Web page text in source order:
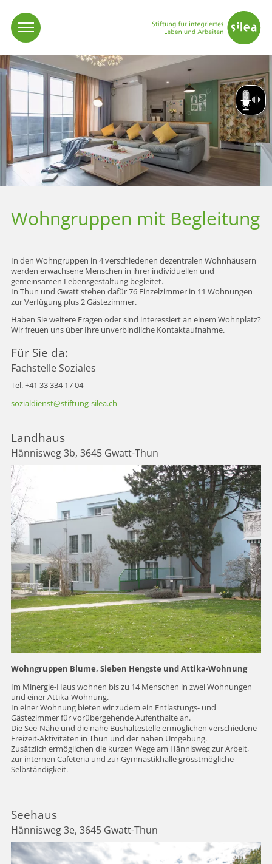
Wohngruppen mit Begleitung
In den Wohngruppen in 4 verschiedenen dezentralen Wohnhäusern
werden erwachsene Menschen in ihrer individuellen und
gemeinsamen Lebensgestaltung begleitet.
In Thun und Gwatt stehen dafür 76 Einzelzimmer in 11 Wohnungen
zur Verfügung plus 2 Gästezimmer.
Haben Sie weitere Fragen oder sind interessiert an einem Wohnplatz?
Wir freuen uns über Ihre unverbindliche Kontaktaufnahme.
Für Sie da:
Fachstelle Soziales
Tel. +41 33 334 17 04
sozialdienst
stiftung-silea.ch
Landhaus
Hännisweg 3b, 3645 Gwatt-Thun
Wohngruppen Blume, Sieben Hengste und Attika-Wohnung
Im Minergie-Haus wohnen bis zu 14 Menschen in zwei Wohnungen
und einer Attika-Wohnung.
In einer Wohnung bieten wir zudem ein Entlastungs- und
Gästezimmer für vorübergehende Aufenthalte an.
Die See-Nähe und die nahe Bushaltestelle ermöglichen verschiedene
Freizeit-Aktivitäten in Thun und der nahen Umgebung.
Zusätzlich ermöglichen die kurzen Wege am Hännisweg zur Arbeit,
zur internen Cafeteria und zur Gymnastikhalle grösstmögliche
Selbständigkeit.
Seehaus
Hännisweg 3e, 3645 Gwatt-Thun
Vorlesen